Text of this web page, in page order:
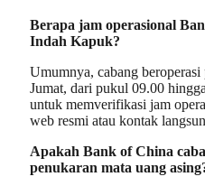
Berapa jam operasional
Indah Kapuk?
Umumnya, cabang
Jumat, dari pukul 09.00
untuk memverifikasi jam
web resmi atau kontak
Apakah Bank of China
penukaran mata uang